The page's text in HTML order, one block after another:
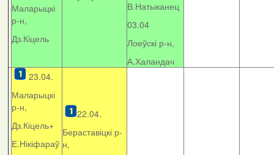
Маларыцкі
р-н,
Дз.Кіцель
В.Натыканец
03.04
Лоеўскі р-н,
А.Халандач
23.04.
Маларыцкі
р-н,
Дз.Кіцель+
Е.Нікіфараў
22.04.
Бераставіцкі р-
н,